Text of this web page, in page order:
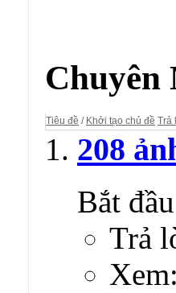
Chuyên
Tiêu đề / Khởi tạo chủ đề Trả
208
Bắt
Trả